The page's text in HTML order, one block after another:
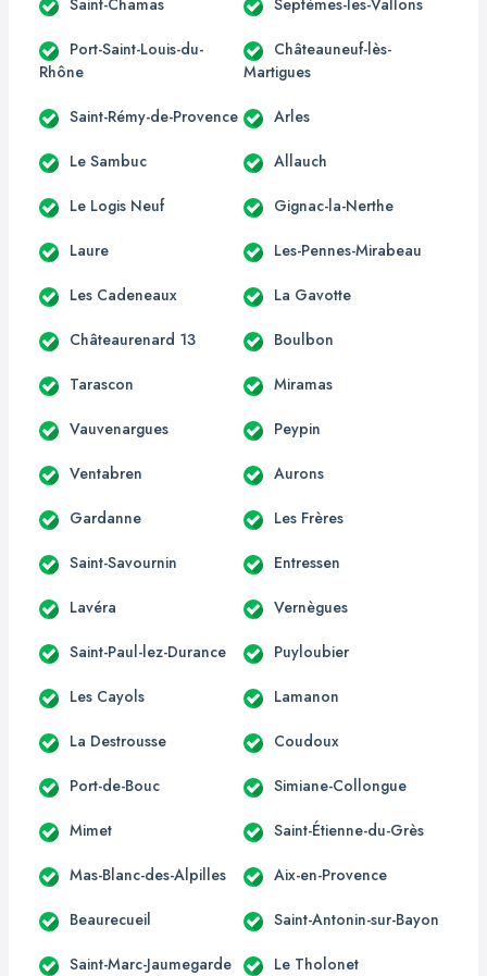
Port-Saint-Louis-du-
Rhône
Châteauneuf-lès-
Martigues
Saint-Rémy-de-Provence Arles
Le Sambuc Allauch
Le Logis Neuf Gignac-la-Nerthe
Laure Les-Pennes-Mirabeau
Les Cadeneaux La Gavotte
Châteaurenard 13 Boulbon
Tarascon Miramas
Vauvenargues Peypin
Ventabren Aurons
Gardanne Les Frères
Saint-Savournin Entressen
Lavéra Vernègues
Saint-Paul-lez-Durance Puyloubier
Les Cayols Lamanon
La Destrousse Coudoux
Port-de-Bouc Simiane-Collongue
Mimet Saint-Étienne-du-Grès
Mas-Blanc-des-Alpilles Aix-en-Provence
Beaurecueil Saint-Antonin-sur-Bayon
Saint-Marc-Jaumegarde Le Tholonet